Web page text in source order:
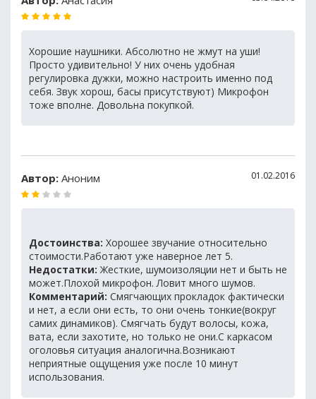
Хорошие наушники. Абсолютно не жмут на уши!
Просто удивительно! У них очень удобная
регулировка дужки, можно настроить именно под
себя. Звук хорош, басы присутствуют) Микрофон
тоже вполне. Довольна покупкой.
Автор: Аноним 01.02.2016
Достоинства: Хорошее звучание относительно
стоимости.Работают уже наверное лет 5.
Недостатки: Жесткие, шумоизоляции нет и быть не
может.Плохой микрофон. Ловит много шумов.
Комментарий: Смягчающих прокладок фактически
и нет, а если они есть, то они очень тонкие(вокруг
самих динамиков). Смягчать будут волосы, кожа,
вата, если захотите, но только не они.С каркасом
оголовья ситуация аналогична.Возникают
неприятные ощущения уже после 10 минут
использования.